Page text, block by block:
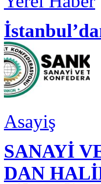
Asayiş
SANAYİ
DAN